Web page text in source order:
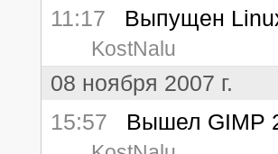
11:17 Выпущен
KostNalu
08 ноября 2007 г.
15:57 Вышел GIMP